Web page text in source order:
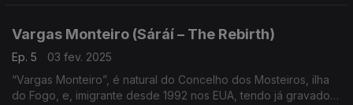
Vargas Monteiro (Sáráí – The Rebirth)
Ep. 5
03 fev. 2025
“Vargas Monteiro”, é natural do Concelho dos Mosteiros, ilha
do Fogo, e, imigrante desde 1992 nos EUA, tendo já gravado